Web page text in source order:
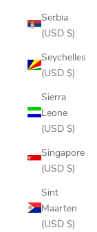
Serbia
(USD $)
Seychelles
(USD $)
Sierra
Leone
(USD $)
Singapore
(USD $)
Sint
Maarten
(USD $)